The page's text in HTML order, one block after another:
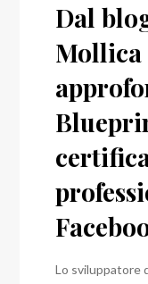
Dal
Mollica
Lo sviluppatore